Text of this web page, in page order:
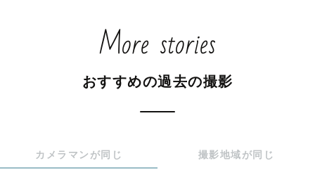
その他▷黒板/フォトフレーム
※アートニューボーンフォトの作例中で使用している小物
にお問い合わせくださいませ。
More stories
おすすめの過去の撮影
カメラマンが同じ 撮影地域が同じ